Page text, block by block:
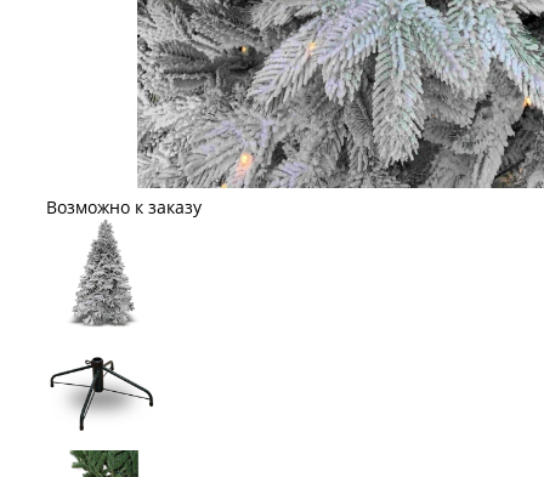
Возможно к заказу